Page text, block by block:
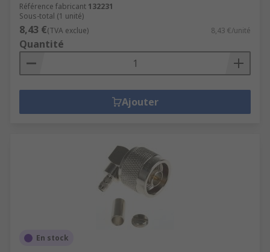
Référence fabricant 132231
Sous-total (1 unité)
8,43 €(TVA exclue) 8,43 €/unité
Quantité
Ajouter
En stock